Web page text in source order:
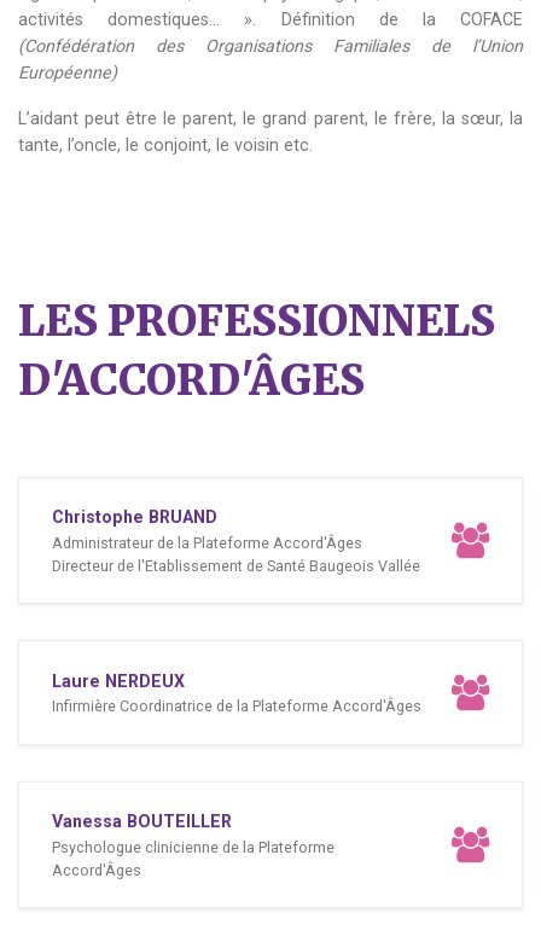
activités domestiques… ». Définition de la COFACE
(Confédération des Organisations Familiales de l’Union
Européenne)
L’aidant peut être le parent, le grand parent, le frère, la sœur, la
tante, l’oncle, le conjoint, le voisin etc.
LES PROFESSIONNELS
D'ACCORD'ÂGES
Christophe BRUAND
Administrateur de la Plateforme Accord'Âges
Directeur de l'Etablissement de Santé Baugeois Vallée
Laure NERDEUX
Infirmière Coordinatrice de la Plateforme Accord'Âges
Vanessa BOUTEILLER
Psychologue clinicienne de la Plateforme
Accord'Âges